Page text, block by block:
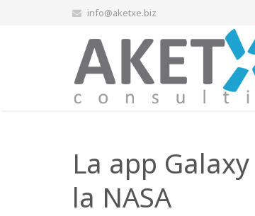
info@aketxe.biz
La app
la NASA